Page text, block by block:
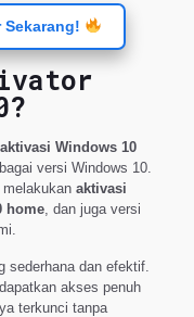
Sekarang!
Windows 10
versi Windows 10.
melakukan aktivasi
home, dan juga versi
sederhana dan efektif.
akses penuh
terkunci tanpa